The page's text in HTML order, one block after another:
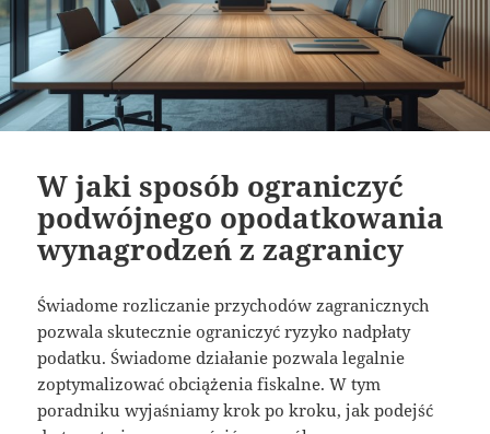
W jaki sposób ograniczyć
podwójnego opodatkowania
wynagrodzeń z zagranicy
Świadome rozliczanie przychodów zagranicznych
pozwala skutecznie ograniczyć ryzyko nadpłaty
podatku. Świadome działanie pozwala legalnie
zoptymalizować obciążenia fiskalne. W tym
poradniku wyjaśniamy krok po kroku, jak podejść